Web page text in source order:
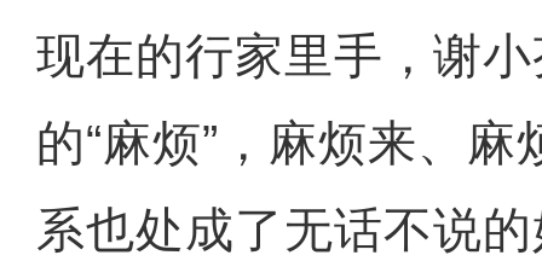
现在的行家里手，谢
的“麻烦”，麻烦来、
系也处成了无话不说